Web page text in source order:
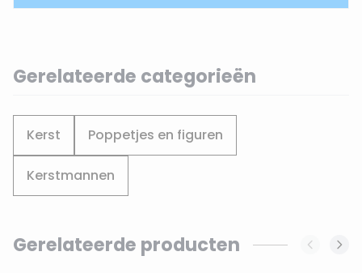
Gerelateerde categorieën
Kerst Poppetjes en figuren
Kerstmannen
Navigating through the elements of the carousel is
Press to skip carousel
Gerelateerde producten